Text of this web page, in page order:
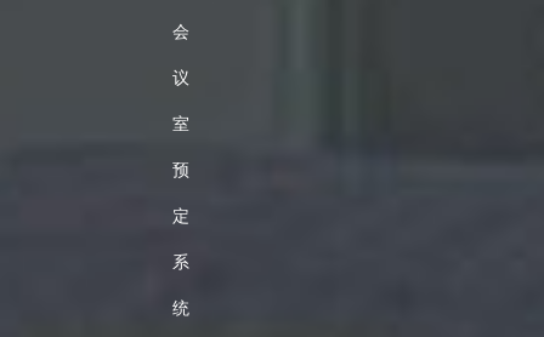
会
议
室
预
定
系
统